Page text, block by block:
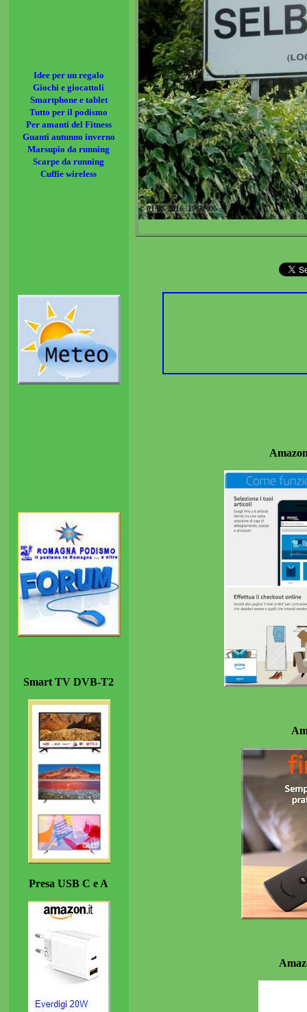
Idee per un regalo
Giochi e giocattoli
Smartphone e tablet
Tutto per il podismo
Per amanti del Fitness
Guanti autunno inverno
Marsupio da running
Scarpe da running
Cuffie wireless
Smart TV DVB-T2
Presa USB C e A